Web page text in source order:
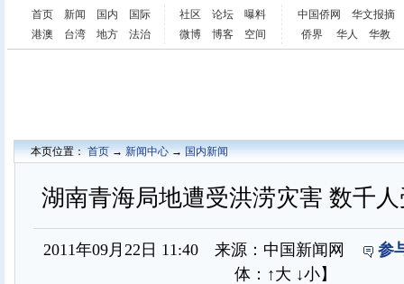
首页 新闻 国内
国际
港澳
台湾 地方 法治
社区 论坛
曝料
微博
博客 空间
中国侨网
华文报摘
侨界
华人 华教
本页位置：首页→新闻中心→国内新闻
湖南青海局地遭受洪涝灾害 数千
2011年09月22日 11:40 来源：中国新闻网
参
体： ↑大 ↓小】